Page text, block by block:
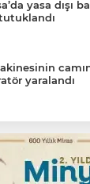
yasa dışı
yaralandı
alevler